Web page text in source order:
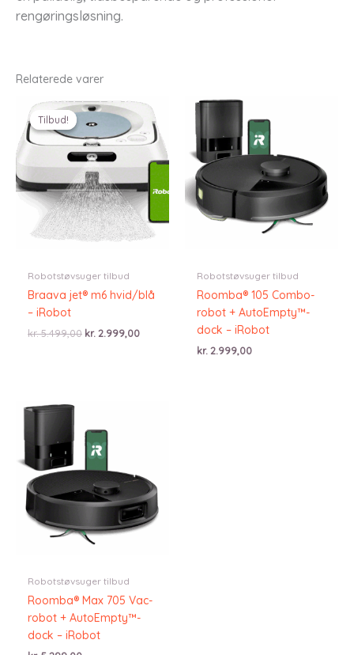
rengøringsløsning.
Relaterede varer
Tilbud!
Tilbud!
Robotstøvsuger tilbud
Braava jet® m6 hvid/blå
– iRobot
kr.5.499,00 Den
kr. 2.999,00Den
Robotstøvsuger tilbud
Roomba® 105 Combo-
robot + AutoEmpty™-
dock – iRobot
kr. 2.999,00
Robotstøvsuger tilbud
Roomba® Max 705 Vac-
robot + AutoEmpty™-
dock – iRobot